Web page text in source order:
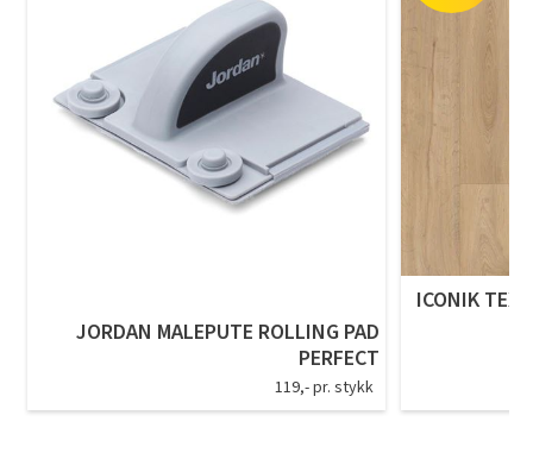
JORDAN MALEPUTE ROLLING PAD
PERFECT
119,- pr. stykk
ICONIK